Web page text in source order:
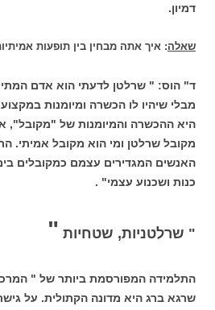
דמיון.
שאלה: איך אתה מבחין בין תופעות
ד" הוס: " שרלטן לדעתי הוא אדם
מבלי שיהיו לו הכשרה ומיומנות
היא ההכשרה והמיומנות של "מקובל",
מקובל שרלטן ומי הוא מקובל אמיתי.
האנשים המגדירים עצמם כמקובלים
כנות ושכנוע עצמי" .
" שרלטניות, שטחיות "
התלמידה המפורסמת ביותר של "
שרגא ברג היא מדונה הקתולית. על